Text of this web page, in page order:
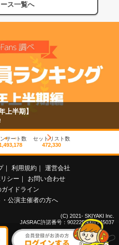
ス一覧へ
上半期】
ンサート数
セットリスト数
472,330
｜ 利用規約 ｜ 運営会社
シー ｜
お問い合わせ
イドライン
公演主催者の方へ
(C) 2021- SKIYAKI Inc.
JASRAC許諾番号：9022255001Y45037